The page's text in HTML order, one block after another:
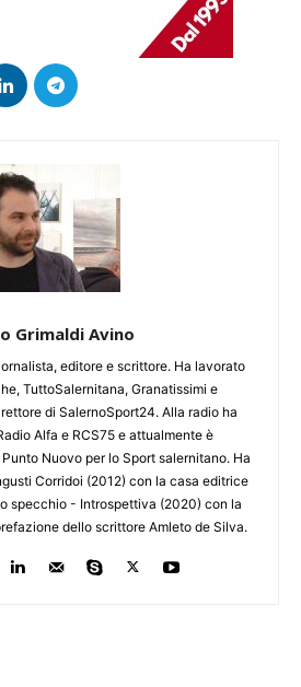
Grimaldi Avino
editore e scrittore. Ha lavorato
TuttoSalernitana, Granatissimi e
di SalernoSport24. Alla radio ha
Alfa e RCS75 e attualmente è
Nuovo per lo Sport salernitano. Ha
Corridoi (2012) con la casa editrice
specchio - Introspettiva (2020) con la
dello scrittore Amleto de Silva.